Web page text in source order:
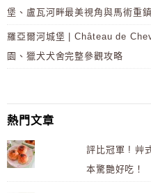
堡、盧瓦河畔最美視角與馬術重鎮
羅亞爾河城堡 | Château de
園、獵犬犬舍完整參觀攻略
熱門文章
評比冠軍 ! 艸
本驚艷好吃！